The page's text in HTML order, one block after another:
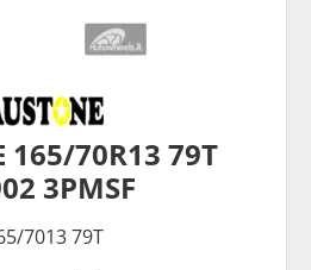
165/70R13 79T
3PMSF
7013 79T